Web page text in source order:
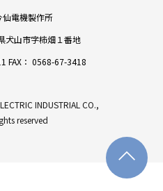
仙電機製作所
犬山市字柿畑１番地
FAX： 0568-67-3418
INDUSTRIAL CO.,
reserved